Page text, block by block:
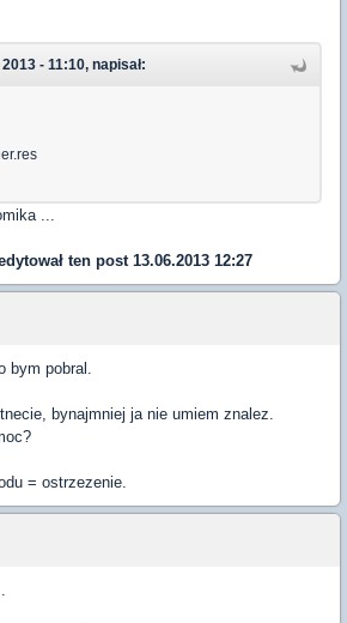
- 11:10, napisał:
...
ten post 13.06.2013 12:27
bym pobral.
bynajmniej ja nie umiem znalez.
= ostrzezenie.